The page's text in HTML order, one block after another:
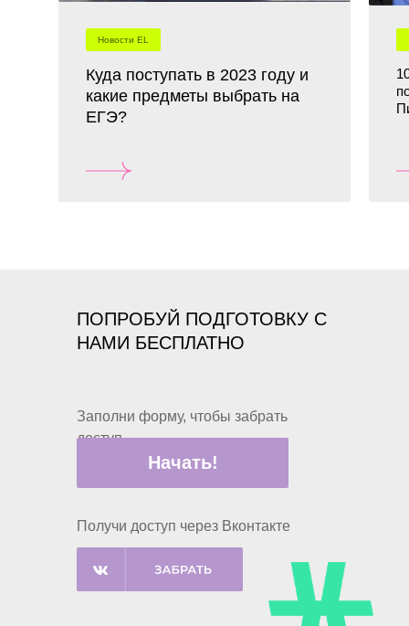
Новости EL
Куда поступать в 2023 году и
какие предметы выбрать на
ЕГЭ?
ПОПРОБУЙ ПОДГОТОВКУ С
НАМИ БЕСПЛАТНО
Получи доступ через Вконтакте
Заполни форму, чтобы забрать
доступ
Начать!